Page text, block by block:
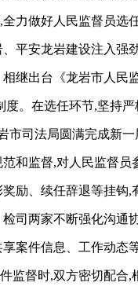
力做好人民监督员
平安龙岩建设注入强劲
出台《龙岩市人民监
。在选任环节,坚持
市司法局圆满完成新
和监督,对人民监督
励、续任辞退等挂钩,
两家不断强化沟通
案件信息、工作动
监督时,双方密切配